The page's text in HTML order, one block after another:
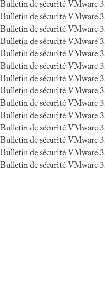
Bulletin de sécurité VMware
Bulletin de sécurité VMware
Bulletin de sécurité VMware
Bulletin de sécurité VMware
Bulletin de sécurité VMware
Bulletin de sécurité VMware
Bulletin de sécurité VMware
Bulletin de sécurité VMware
Bulletin de sécurité VMware
Bulletin de sécurité VMware
Bulletin de sécurité VMware
Bulletin de sécurité VMware
Bulletin de sécurité VMware
Bulletin de sécurité VMware